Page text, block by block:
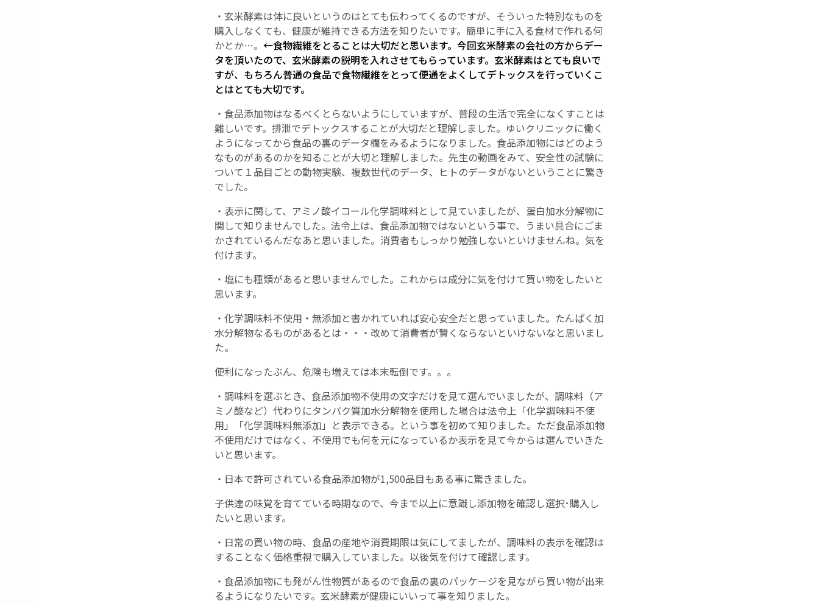
・玄米酵素は体に良いというのはとても伝わってくるのですが、そういった特別なものを
購入しなくても、健康が維持できる方法を知りたいです。簡単に手に入る食材で作れる何
かとか…。 ←食物繊維をとることは大切だと思います。今回玄米酵素の会社の方からデー
タを頂いたので、玄米酵素の説明を入れさせてもらっています。玄米酵素はとても良いで
すが、もちろん普通の食品で食物繊維をとって便通をよくしてデトックスを行っていくこ
とはとても大切です。
・食品添加物はなるべくとらないようにしていますが、普段の生活で完全になくすことは
難しいです。排泄でデトックスすることが大切だと理解しました。ゆいクリニックに働く
ようになってから食品の裏のデータ欄をみるようになりました。食品添加物にはどのよう
なものがあるのかを知ることが大切と理解しました。先生の動画をみて、安全性の試験に
ついて１品目ごとの動物実験、複数世代のデータ、ヒトのデータがないということに驚き
でした。
・表示に関して、アミノ酸イコール化学調味料として見ていましたが、蛋白加水分解物に
関して知りませんでした。法令上は、食品添加物ではないという事で、うまい具合にごま
かされているんだなあと思いました。消費者もしっかり勉強しないといけませんね。気を
付けます。
・塩にも種類があると思いませんでした。これからは成分に気を付けて買い物をしたいと
思います。
・化学調味料不使用・無添加と書かれていれば安心安全だと思っていました。たんぱく加
水分解物なるものがあるとは・・・改めて消費者が賢くならないといけないなと思いまし
た。
便利になったぶん、危険も増えては本末転倒です。。。
・調味料を選ぶとき、食品添加物不使用の文字だけを見て選んでいましたが、調味料（ア
ミノ酸など）代わりにタンパク質加水分解物を使用した場合は法令上「化学調味料不使
用」「化学調味料無添加」と表示できる。という事を初めて知りました。ただ食品添加物
不使用だけではなく、不使用でも何を元になっているか表示を見て今からは選んでいきた
いと思います。
・日本で許可されている食品添加物が1,500品目もある事に驚きました。
子供達の味覚を育てている時期なので、今まで以上に意識し添加物を確認し選択･購入し
たいと思います。
・日常の買い物の時、食品の産地や消費期限は気にしてましたが、調味料の表示を確認は
することなく価格重視で購入していました。以後気を付けて確認します。
・食品添加物にも発がん性物質があるので食品の裏のパッケージを見ながら買い物が出来
るようになりたいです。玄米酵素が健康にいいって事を知りました。